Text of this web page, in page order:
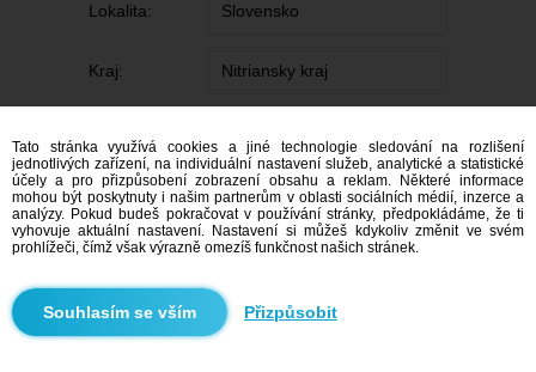
Lokalita:
Kraj:
Přidat inzerát
Tato stránka využívá cookies a jiné technologie sledování na rozlišení
jednotlivých zařízení, na individuální nastavení služeb, analytické a statistické
účely a pro přizpůsobení zobrazení obsahu a reklam. Některé informace
mohou být poskytnuty i našim partnerům v oblasti sociálních médií, inzerce a
analýzy. Pokud budeš pokračovat v používání stránky, předpokládáme, že ti
vyhovuje aktuální nastavení. Nastavení si můžeš kdykoliv změnit ve svém
prohlížeči, čímž však výrazně omezíš funkčnost našich stránek.
Přizpůsobit